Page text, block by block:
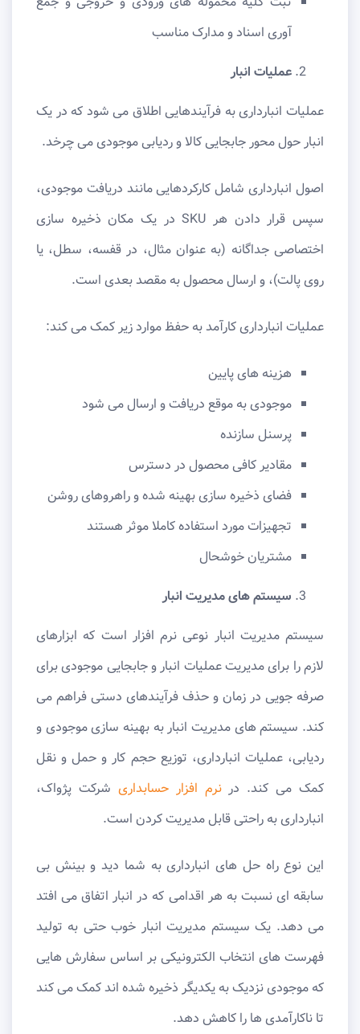
آوری اسناد و مدارک مناسب
عملیات انبار
عملیات انبارداری به فرآیندهایی اطلاق می شود که در یک
انبار حول محور جابجایی کالا و ردیابی موجودی می چرخد.
اصول انبارداری شامل کارکردهایی مانند دریافت موجودی،
سپس قرار دادن هر SKU در یک مکان ذخیره سازی
اختصاصی جداگانه (به عنوان مثال، در قفسه، سطل، یا
روی پالت)، و ارسال محصول به مقصد بعدی است.
عملیات انبارداری کارآمد به حفظ موارد زیر کمک می کند:
هزینه های پایین
موجودی به موقع دریافت و ارسال می شود
پرسنل سازنده
مقادیر کافی محصول در دسترس
فضای ذخیره سازی بهینه شده و راهروهای روشن
تجهیزات مورد استفاده کاملا موثر هستند
مشتریان خوشحال
سیستم های مدیریت انبار
سیستم مدیریت انبار نوعی نرم افزار است که ابزارهای
لازم را برای مدیریت عملیات انبار و جابجایی موجودی برای
صرفه جویی در زمان و حذف فرآیندهای دستی فراهم می
کند. سیستم های مدیریت انبار به بهینه سازی موجودی و
ردیابی، عملیات انبارداری، توزیع حجم کار و حمل و نقل
کمک می کند. درنرم افزار حسابداری شرکت پژواک،
انبارداری به راحتی قابل مدیریت کردن است.
این نوع راه‌ حل ‌های انبارداری به شما دید و بینش بی
‌سابقه ‌ای نسبت به هر اقدامی که در انبار اتفاق می‌ افتد
می ‌دهد. یک سیستم مدیریت انبار خوب حتی به تولید
فهرست ‌های انتخاب الکترونیکی بر اساس سفارش ‌هایی
که موجودی نزدیک به یکدیگر ذخیره شده ‌اند کمک می ‌کند
تا ناکارآمدی ‌ها را کاهش دهد.